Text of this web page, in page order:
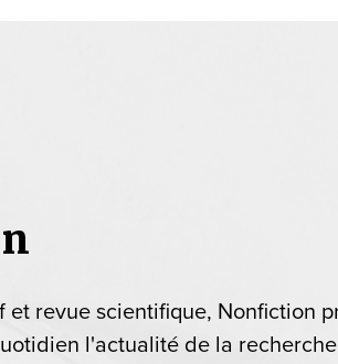
revue scientifique, Nonfiction
l'actualité de la